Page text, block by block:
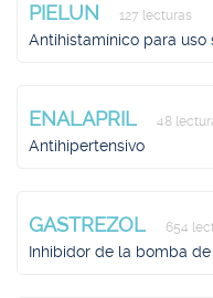
PIELUN 127 lecturas
Antihistamínico para uso
ENALAPRIL 48
Antihipertensivo
GASTREZOL 654
Inhibidor de la bomba